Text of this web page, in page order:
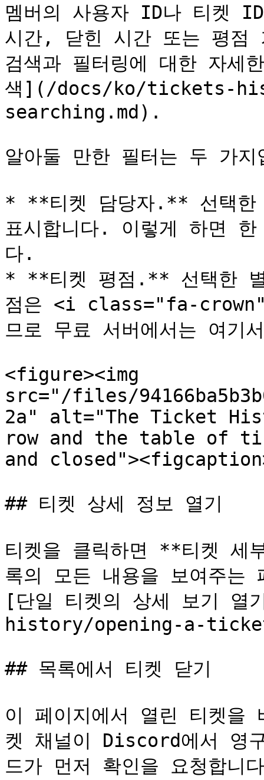
멤버의 사용자 ID나 티켓
시간, 닫힌 시간 또는 평점
검색과 필터링에 대한 자
색](/docs/ko/tickets-
searching.md).
알아둘 만한 필터는 두 가지
* **티켓 담당자.** 선택한
표시합니다. 이렇게 하면
다.
* **티켓 평점.** 선택한 별
점은 <i class="fa-
므로 무료 서버에서는 여기
<figure><img
src="/files/
2a" alt="The Ticket
row and the table of
and
## 티켓 상세 정보 열기
티켓을 클릭하면 **티켓
록의 모든 내용을 보여주는
[단일 티켓의 상세 보기
history/opening-a-
## 목록에서 티켓 닫기
이 페이지에서 열린 티켓
켓 채널이 Discord에서 영
드가 먼저 확인을 요청합